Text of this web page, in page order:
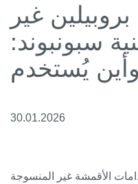
غير
سبونبوند:
يُستخدم
30.01.2026
الأقمشة غير المنسوجة